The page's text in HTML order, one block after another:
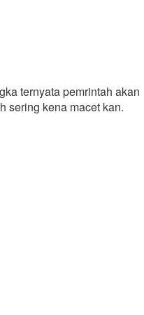
ternyata pemrintah akan
sering kena macet kan.